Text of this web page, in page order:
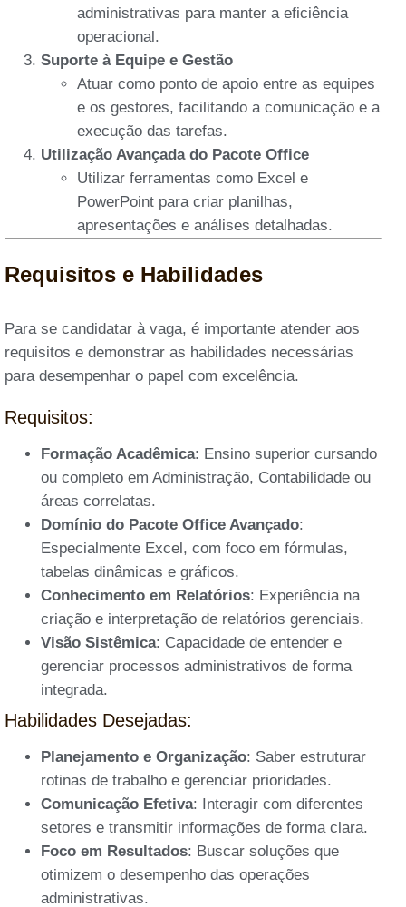
administrativas para manter a eficiência
operacional.
Suporte à Equipe e Gestão
Atuar como ponto de apoio entre as equipes
e os gestores, facilitando a comunicação e a
execução das tarefas.
Utilização Avançada do Pacote Office
Utilizar ferramentas como Excel e
PowerPoint para criar planilhas,
apresentações e análises detalhadas.
Requisitos e Habilidades
Para se candidatar à vaga, é importante atender aos
requisitos e demonstrar as habilidades necessárias
para desempenhar o papel com excelência.
Requisitos:
Formação Acadêmica: Ensino superior cursando
ou completo em Administração, Contabilidade ou
áreas correlatas.
Domínio do Pacote Office Avançado:
Especialmente Excel, com foco em fórmulas,
tabelas dinâmicas e gráficos.
Conhecimento em Relatórios: Experiência na
criação e interpretação de relatórios gerenciais.
Visão Sistêmica: Capacidade de entender e
gerenciar processos administrativos de forma
integrada.
Habilidades Desejadas:
Planejamento e Organização: Saber estruturar
rotinas de trabalho e gerenciar prioridades.
Comunicação Efetiva: Interagir com diferentes
setores e transmitir informações de forma clara.
Foco em Resultados: Buscar soluções que
otimizem o desempenho das operações
administrativas.